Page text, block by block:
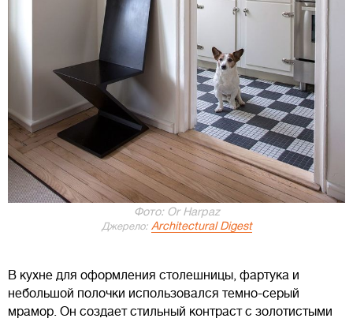
Фото: Or Harpaz
Джерело: Architectural Digest
В кухне для оформления столешницы, фартука и
небольшой полочки использовался темно-серый
мрамор. Он создает стильный контраст с золотистыми